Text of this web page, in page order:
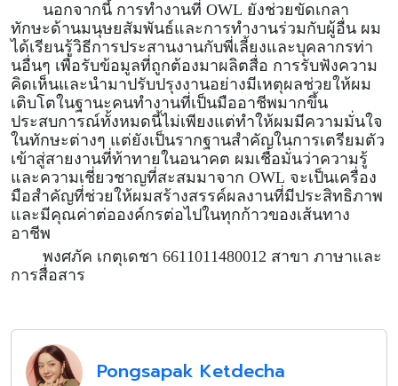
นอกจากนี้ การทำงานที่ OWL ยังช่วยขัดเกลา
ทักษะด้านมนุษยสัมพันธ์และการทำงานร่วมกับผู้อื่น ผม
ได้เรียนรู้วิธีการประสานงานกับพี่เลี้ยงและบุคลากรท่า
นอื่นๆ เพื่อรับข้อมูลที่ถูกต้องมาผลิตสื่อ การรับฟังความ
คิดเห็นและนำมาปรับปรุงงานอย่างมีเหตุผลช่วยให้ผม
เติบโตในฐานะคนทำงานที่เป็นมืออาชีพมากขึ้น
ประสบการณ์ทั้งหมดนี้ไม่เพียงแต่ทำให้ผมมีความมั่นใจ
ในทักษะต่างๆ แต่ยังเป็นรากฐานสำคัญในการเตรียมตัว
เข้าสู่สายงานที่ท้าทายในอนาคต ผมเชื่อมั่นว่าความรู้
และความเชี่ยวชาญที่สะสมมาจาก OWL จะเป็นเครื่อง
มือสำคัญที่ช่วยให้ผมสร้างสรรค์ผลงานที่มีประสิทธิภาพ
และมีคุณค่าต่อองค์กรต่อไปในทุกก้าวของเส้นทาง
อาชีพ
พงศภัค เกตุเดชา 6611011480012 สาขา ภาษาและ
การสื่อสาร
Pongsapak Ketdecha